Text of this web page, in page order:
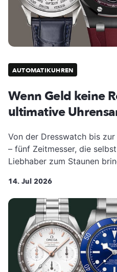
AUTOMATIKUHREN
Wenn Geld keine
ultimative
Von der Dresswatch bis
– fünf Zeitmesser, die
Liebhaber zum Staunen
14. Jul 2026